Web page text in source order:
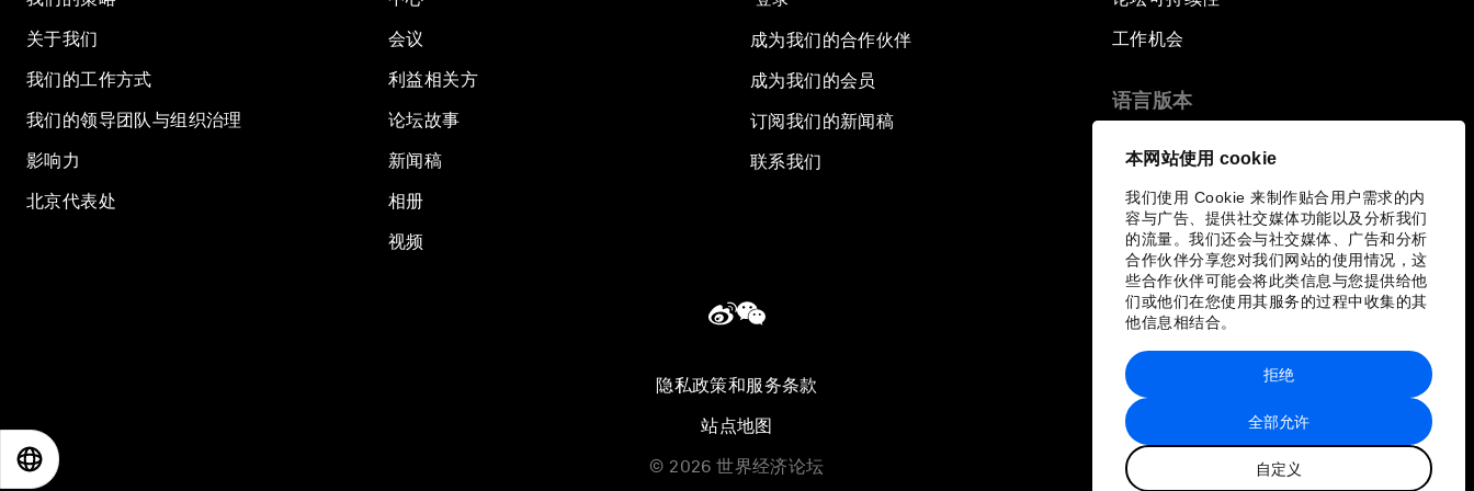
本网站使用 cookie
我们使用 Cookie 来制作贴合用户需求的内
容与广告、提供社交媒体功能以及分析我们
的流量。我们还会与社交媒体、广告和分析
合作伙伴分享您对我们网站的使用情况，这
些合作伙伴可能会将此类信息与您提供给他
们或他们在您使用其服务的过程中收集的其
他信息相结合。
全部允许
自定义
拒绝
关于我们
我们的工作方式
我们的领导团队与组织治理
影响力
北京代表处
会议
利益相关方
论坛故事
新闻稿
相册
视频
成为我们的合作伙伴
成为我们的会员
订阅我们的新闻稿
联系我们
工作机会
语言版本
隐私政策和服务条款
站点地图
© 2026 世界经济论坛